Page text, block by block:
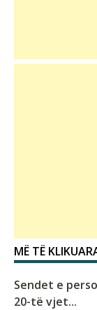
MË TË
Sendet e
20-të vjet...